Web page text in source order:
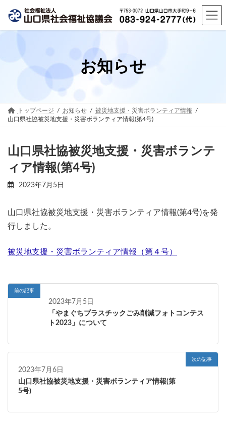
お知らせ
トップページ お知らせ
被災地支援・災害ボランティア情報
山口県社協被災地支援・災害ボランティア情報(第4号)
山口県社協被災地支援・災害ボランテ
ィア情報(第4号)
2023年7月5日
山口県社協被災地支援・災害ボランティア情報(第4号)を発
行しました。
被災地支援・災害ボランティア情報（第４号）
前の記事
「やまぐちプラスチックごみ削減フォトコンテス
ト2023」について
2023年7月5日
次の記事
山口県社協被災地支援・災害ボランティア情報(第
5号)
2023年7月6日